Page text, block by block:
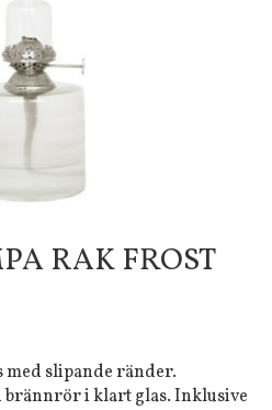
RAK FROST
med slipande ränder.
i klart glas. Inklusive